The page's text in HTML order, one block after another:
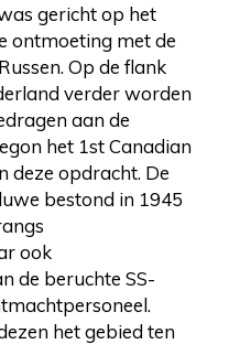
gericht op het
ontmoeting met de
Op de flank
verder worden
aan de
het 1st Canadian
deze opdracht. De
bestond in 1945
ook
de beruchte SS-
het gebied ten